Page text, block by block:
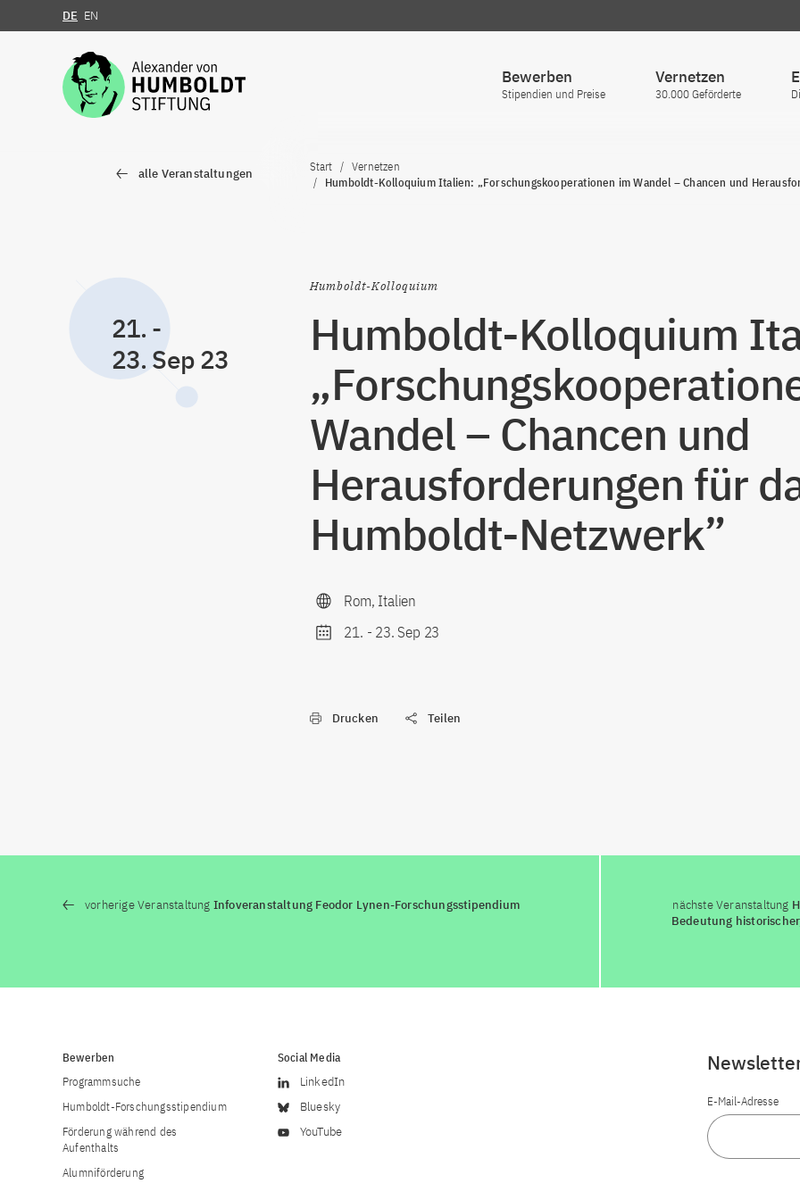
Zum Inhalt springen
DE EN
Bewerben
Stipendien und Preise
Vernetzen
30.000 Geförderte
alle Veranstaltungen Start
Vernetzen
Humboldt-Kolloquium Italien: „Forschungskooperationen im Wandel – Chancen und
21. -
23. Sep 23
Humboldt-Kolloquium
Humboldt-Kolloquium
Wandel – Chancen und
Herausforderungen für
Humboldt-Netzwerk”
Rom, Italien
21. - 23. Sep 23
Drucken Teilen
vorherige Veranstaltung Infoveranstaltung Feodor Lynen-Forschungsstipendium nächste Veranstaltung
Bedeutung
Bewerben
Programmsuche
Humboldt-Forschungsstipendium
Förderung während des
Aufenthalts
Alumniförderung
Social Media
LinkedIn
Bluesky
YouTube
E-Mail-Adresse